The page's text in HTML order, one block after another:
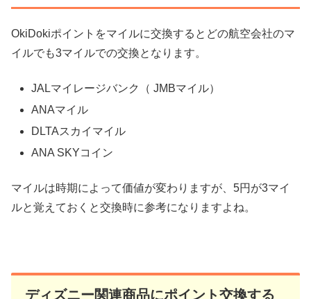
OkiDokiポイントをマイルに交換するとどの航空会社のマ
イルでも3マイルでの交換となります。
JALマイレージバンク（ JMBマイル）
ANAマイル
DLTAスカイマイル
ANA SKYコイン
マイルは時期によって価値が変わりますが、5円が3マイ
ルと覚えておくと交換時に参考になりますよね。
ディズニー関連商品にポイント交換する